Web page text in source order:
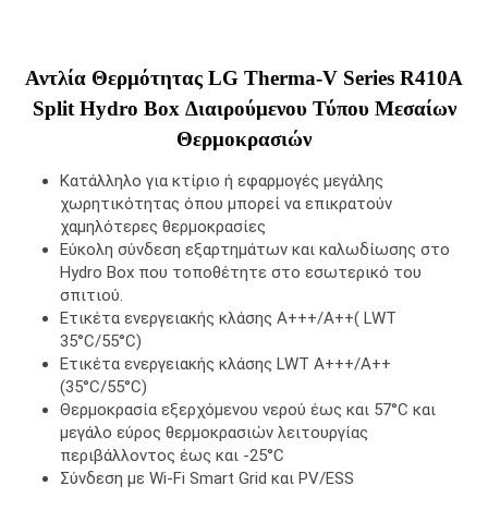
Αντλία Θερμότητας LG Therma-V Series R410A
Split Hydro Box Διαιρούμενου Τύπου Μεσαίων
Θερμοκρασιών
Κατάλληλο για κτίριο ή εφαρμογές μεγάλης
χωρητικότητας όπου μπορεί να επικρατούν
χαμηλότερες θερμοκρασίες
Εύκολη σύνδεση εξαρτημάτων και καλωδίωσης στο
Ηydro Box που τοποθέτητε στο εσωτερικό του
σπιτιού.
Ετικέτα ενεργειακής κλάσης Α+++/Α++( LWT
35°C/55°C)
Ετικέτα ενεργειακής κλάσης LWT A+++/A++
(35°C/55°C)
Θερμοκρασία εξερχόμενου νερού έως και 57°C και
μεγάλο εύρος θερμοκρασιών λειτουργίας
περιβάλλοντος έως και -25°C
Σύνδεση με Wi-Fi Smart Grid και PV/ESS